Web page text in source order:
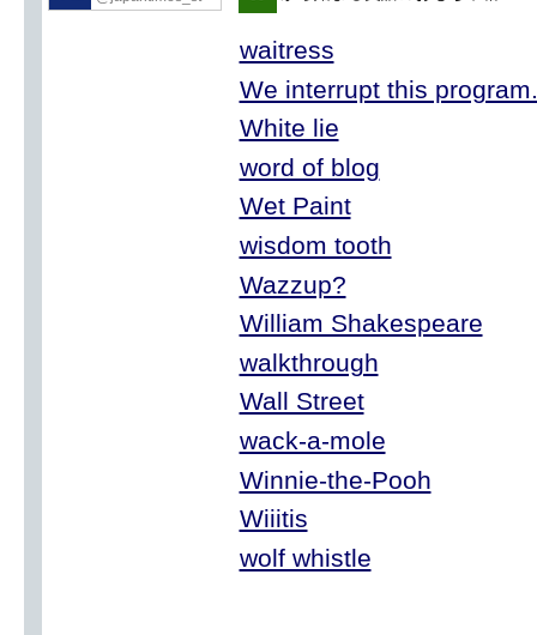
waitress
We interrupt this
White lie
word of blog
Wet Paint
wisdom tooth
Wazzup?
William Shakespeare
walkthrough
Wall Street
wack-a-mole
Winnie-the-Pooh
Wiiitis
wolf whistle